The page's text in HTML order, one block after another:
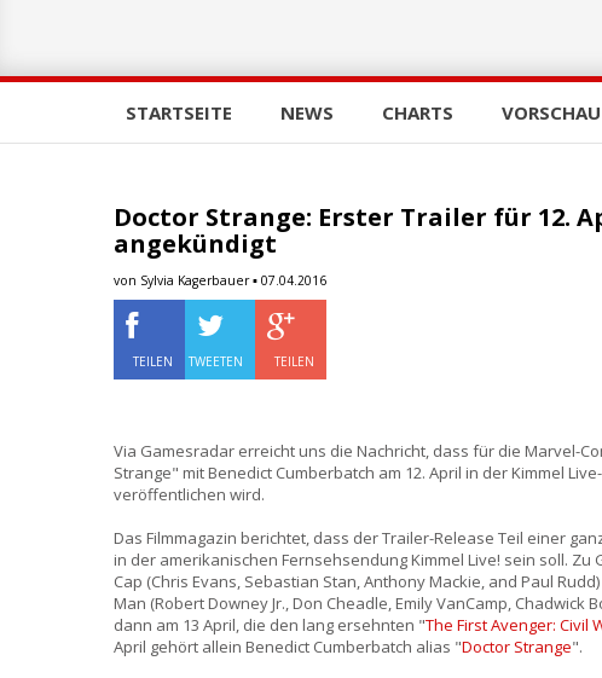
STARTSEITE NEWS CHARTS VORSCHAU
Doctor Strange: Erster Trailer für 12.
angekündigt
von Sylvia Kagerbauer ▪ 07.04.2016
TEILEN TWEETEN TEILEN
Via Gamesradar erreicht uns die Nachricht, dass für die Marvel-
Strange" mit Benedict Cumberbatch am 12. April in der Kimmel
veröffentlichen wird.
Das Filmmagazin berichtet, dass der Trailer-Release Teil einer
in der amerikanischen Fernsehsendung Kimmel Live! sein soll. Zu
Cap (Chris Evans, Sebastian Stan, Anthony Mackie, and Paul
Man (Robert Downey Jr., Don Cheadle, Emily VanCamp, Chadwick
dann am 13 April, die den lang ersehnten "The First Avenger: Civil
April gehört allein Benedict Cumberbatch alias "Doctor Strange".